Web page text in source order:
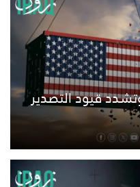
قيود التصدير